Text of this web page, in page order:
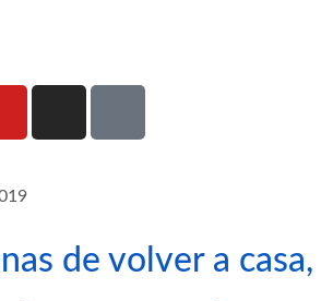
de volver a casa,